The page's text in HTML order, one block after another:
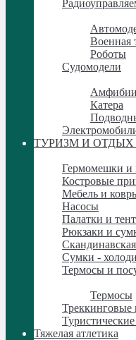
Военная
Роботы
Судомодели
Амфибии
Катера
ТУРИЗМ И ОТДЫХ
Гермомешки и
Костровые
Мебель и
Насосы
Палатки и
Рюкзаки и
Сумки -
Термосы и
Термосы
Треккинговые
Тяжелая атлетика